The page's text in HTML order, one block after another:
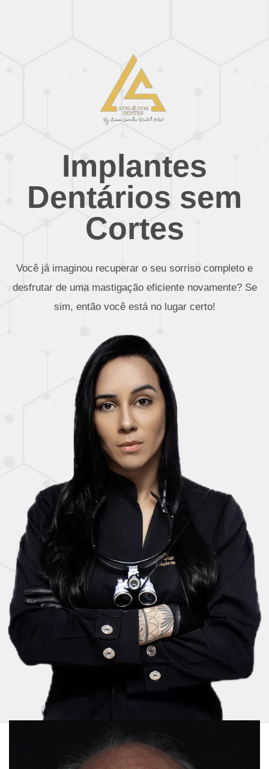
Implantes
Dentários sem
Cortes
Você já imaginou recuperar o seu sorriso completo e
desfrutar de uma mastigação eficiente novamente? Se
sim, então você está no lugar certo!